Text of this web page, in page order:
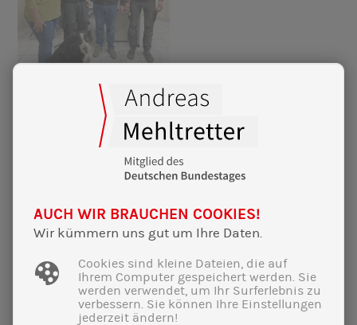
SCHLAGWÖRTER:
Nachhaltigkeit
Klimaschutz
AUCH WIR BRAUCHEN COOKIES!
Wir kümmern uns gut um Ihre Daten.
Cookies sind kleine Dateien, die auf
Ihrem Computer gespeichert werden. Sie
werden verwendet, um Ihr Surferlebnis zu
verbessern. Sie können Ihre Einstellungen
jederzeit ändern!